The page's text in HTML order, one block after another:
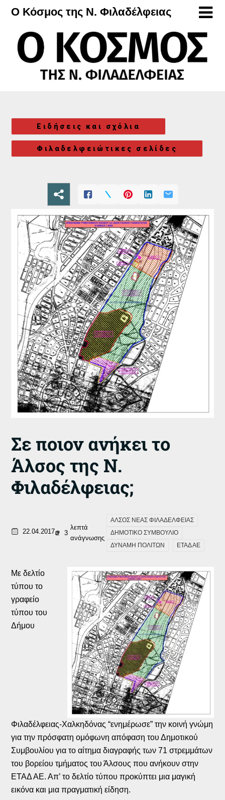
Μετάβαση
περιεχόμενο
Ο Κόσμος της Ν. Φιλαδέλφειας
Ειδήσεις και σχόλια
Φιλαδελφειώτικες σελίδες
Σε ποιον ανήκει το
Άλσος της Ν.
Φιλαδέλφειας;
22.04.2017 3
λεπτά
ανάγνωσης
ΑΛΣΟΣ ΝΕΑΣ ΦΙΛΑΔΕΛΦΕΙΑΣ
ΔΗΜΟΤΙΚΟ ΣΥΜΒΟΥΛΙΟ
ΔΥΝΑΜΗ ΠΟΛΙΤΩΝ
ΕΤΑΔ ΑΕ
Με δελτίο
τύπου το
γραφείο
τύπου του
Δήμου
Φιλαδέλφειας-Χαλκηδόνας “ενημέρωσε” την κοινή γνώμη
για την πρόσφατη ομόφωνη απόφαση του Δημοτικού
Συμβουλίου για το αίτημα διαγραφής των 71 στρεμμάτων
του βορείου τμήματος του Άλσους που ανήκουν στην
ΕΤΑΔ ΑΕ. Απ’ το δελτίο τύπου προκύπτει μια μαγική
εικόνα και μια πραγματική είδηση.